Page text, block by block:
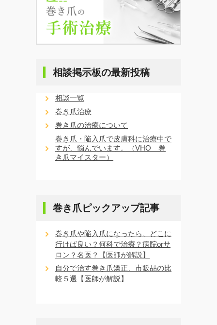
相談掲示板の最新投稿
相談一覧
巻き爪治療
巻き爪の治療について
巻き爪・陥入爪で皮膚科に治療中で
すが、悩んでいます。（VHO 巻
き爪マイスター）
巻き爪ピックアップ記事
巻き爪や陥入爪になったら、どこに
行けば良い？何科で治療？病院orサ
ロン？名医？【医師が解説】
自分で治す巻き爪矯正、市販品の比
較５選【医師が解説】